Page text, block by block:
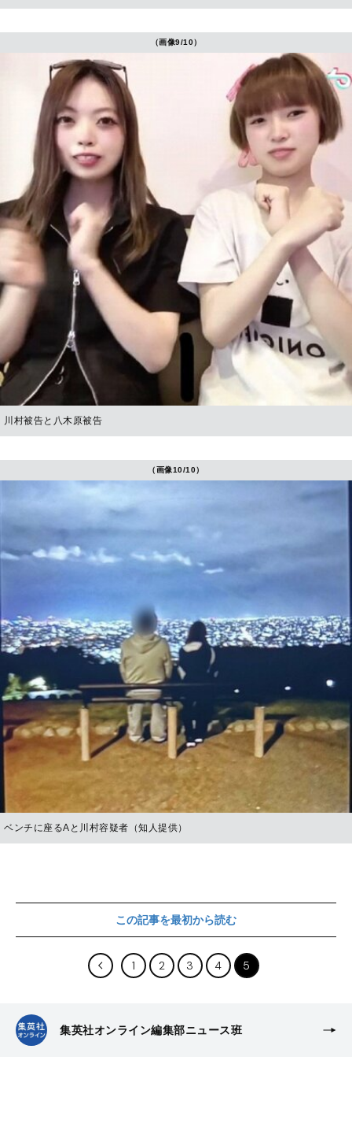
（画像9/10）
川村被告と八木原被告
（画像10/10）
ベンチに座るAと川村容疑者（知人提供）
この記事を最初から読む
1 2 3 4 5
集英社オンライン編集部ニュース班